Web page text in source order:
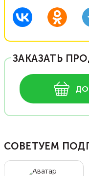
ЗАКАЗАТЬ
СОВЕТУЕМ